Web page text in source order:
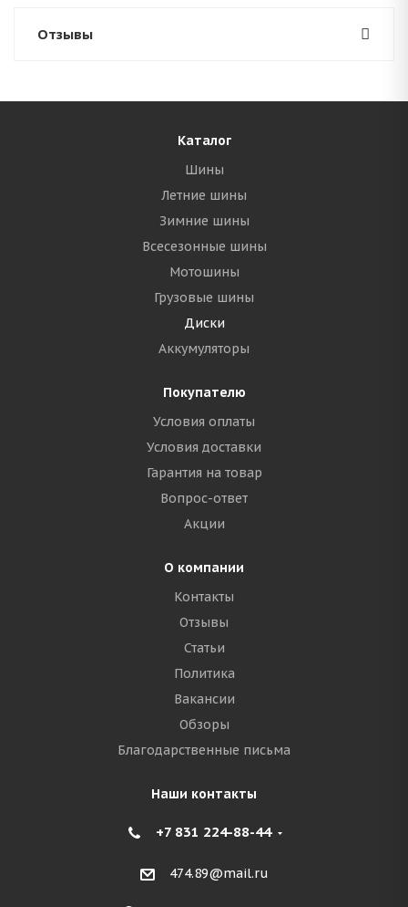
Отзывы
Каталог
Шины
Летние шины
Зимние шины
Всесезонные шины
Мотошины
Грузовые шины
Диски
Аккумуляторы
Покупателю
Условия оплаты
Условия доставки
Гарантия на товар
Вопрос-ответ
Акции
О компании
Контакты
Отзывы
Статьи
Политика
Вакансии
Обзоры
Благодарственные письма
Наши контакты
+7 831 224-88-44
474.89@mail.ru